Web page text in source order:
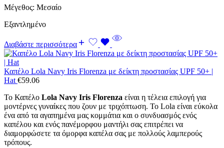
Μέγεθος: Μεσαίο
Εξαντλημένο
Διαβάστε περισσότερα
Καπέλο Lola Navy Iris Florenza με δείκτη προστασίας UPF 50+ |
Hat €59.06
Το Καπέλο Lola Navy Iris Florenza είναι η τέλεια επιλογή για
μοντέρνες γυναίκες που ζουν με τριχόπτωση. Το Lola είναι εύκολα
ένα από τα αγαπημένα μας κομμάτια και ο συνδυασμός ενός
καπέλου και ενός πανέμορφου μαντήλι σας επιτρέπει να
διαμορφώσετε τα όμορφα καπέλα σας με πολλούς λαμπερούς
τρόπους.